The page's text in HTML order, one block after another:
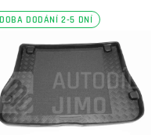
DOBA DODÁNÍ 2-5 DNÍ